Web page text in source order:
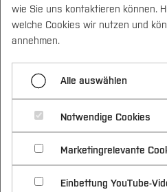
Campus Personen
Studium
Studienangebote
Bachelorstudiengänge
Masterstudiengänge
Vor dem Studium
Bewerben &
Bewerbungsportal
Im Studium
Studienbüros und
Nach dem Studium
Forschung &
Profil
Forschungs- und
Schwerpunkte (FuT)
Beratung &
Nachhaltigkeit
Nachhaltigkeit
International
Barrierefreie
Bochum
Auf dieser Seite finden
zu der Barrierefreiheit in
des Zentralcampus Bochum.
Auf dem Zentralcampus ist
zentrale überdachte Weg
wie Sie uns kontaktieren können.
welche Cookies wir nutzen und
annehmen.
Alle auswählen
Notwendige Cookies
Marketingrelevante
Einbettung YouTube-